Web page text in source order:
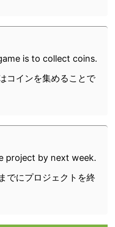
is to collect coins.
コインを集めることで
project by next week.
でにプロジェクトを終